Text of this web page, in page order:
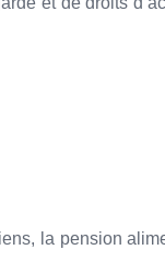
la pension